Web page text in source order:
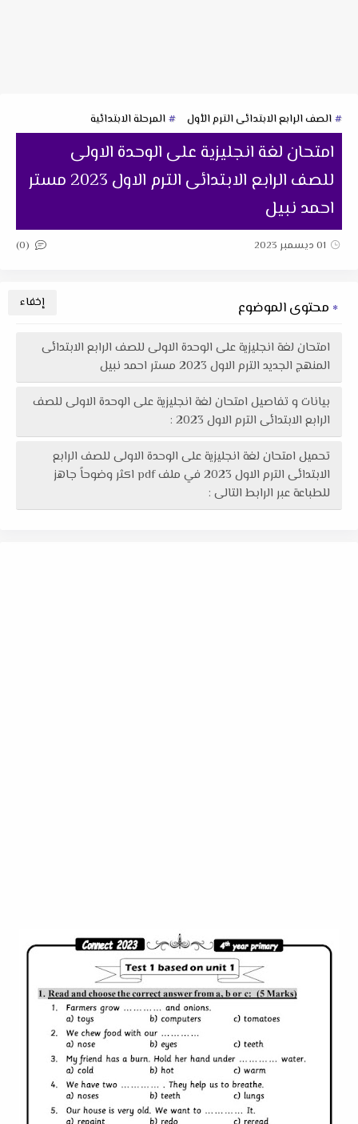
الصف الرابع الابتدائى الترم الأول المرحلة الابتدائية
امتحان لغة انجليزية على الوحدة الاولى
للصف الرابع الابتدائى الترم الاول 2023 مستر
احمد نبيل
01 ديسمبر 2023 (0)
محتوى الموضوع
امتحان لغة انجليزية على الوحدة الاولى للصف الرابع الابتدائى
المنهج الجديد الترم الاول 2023 مستر احمد نبيل
بيانات و تفاصيل امتحان لغة انجليزية على الوحدة الاولى للصف
الرابع الابتدائى الترم الاول 2023 :
تحميل امتحان لغة انجليزية على الوحدة الاولى للصف الرابع
الابتدائى الترم الاول 2023 في ملف pdf اكثر وضوحاً جاهز
للطباعة عبر الرابط التالى :